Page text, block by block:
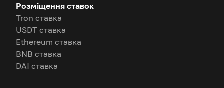
Розміщення ставок
Tron ставка
USDT ставка
Ethereum ставка
BNB ставка
DAI ставка